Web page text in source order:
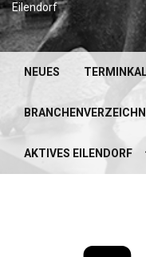
Eilendorf
NEUES
AKTIVES EILENDORF